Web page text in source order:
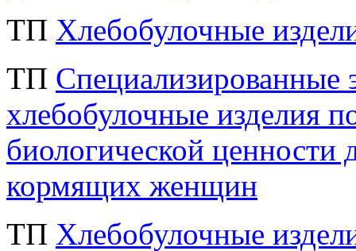
ТП Хлебобулочные
ТП Специализированные
хлебобулочные изделия
биологической ценности
кормящих женщин
ТП Хлебобулочные